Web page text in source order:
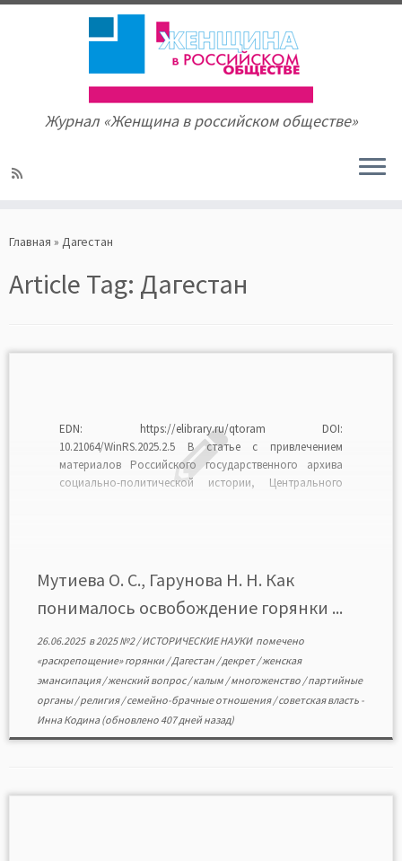
to
Журнал «Женщина в российском обществе»
Главная » Дагестан
Article Tag: Дагестан
EDN: https://elibrary.ru/qtoram DOI:
10.21064/WinRS.2025.2.5 В статье с привлечением
материалов Российского государственного архива
социально-политической истории, Центрального
директивы, постановления Дагестанского ЦИК и СНК,
обкома ВКП(б), циркуляры НКВД, отчеты женотделов,
решения […]
Мутиева О. С., Гарунова Н. Н. Как
понималось освобождение горянки ...
26.06.2025в2025 №2/ИСТОРИЧЕСКИЕ НАУКИ помечено
«раскрепощение» горянки /Дагестан /декрет/женская
эмансипация/женский вопрос/калым /многоженство /партийные
органы/религия/семейно-брачные отношения/советская власть -
Инна Кодина(обновлено 407 дней назад)